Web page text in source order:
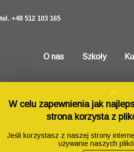
tel. +48 512 103 165
O nas Szkoły
W celu zapewnienia jak
strona korzysta z
Jeśli korzystasz z naszej strony
używanie naszych